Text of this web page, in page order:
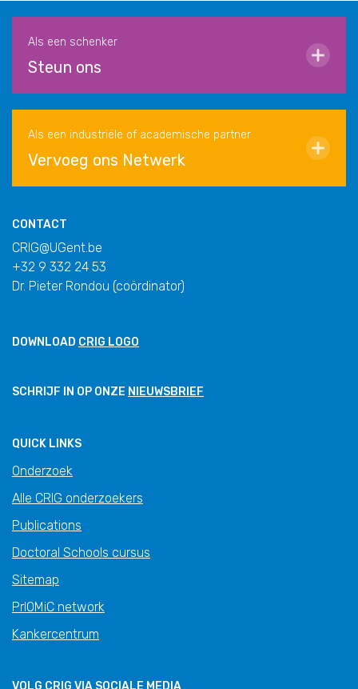
Als een schenker
Steun ons
Als een industriële of academische partner
Vervoeg ons Netwerk
CONTACT
CRIG@UGent.be
+32 9 332 24 53
Dr. Pieter Rondou (coördinator)
DOWNLOAD CRIG LOGO
SCHRIJF IN OP ONZE NIEUWSBRIEF
QUICK LINKS
Onderzoek
Alle CRIG onderzoekers
Publications
Doctoral Schools cursus
Sitemap
PrIOMiC network
Kankercentrum
VOLG CRIG VIA SOCIALE MEDIA